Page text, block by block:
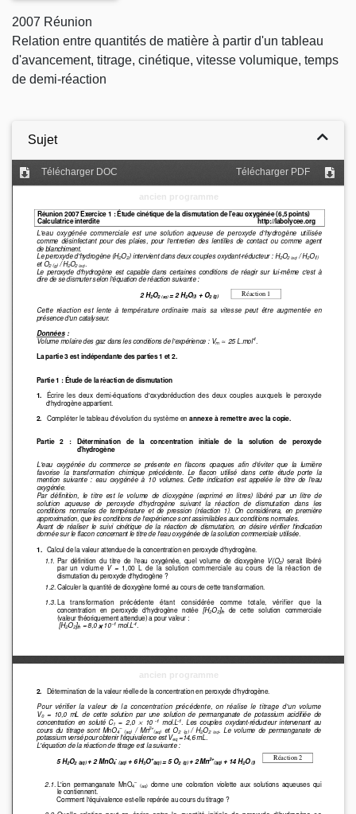
2007 Réunion
Relation entre quantités de matière à partir d'un tableau
d'avancement, titrage, cinétique, vitesse volumique, temps
de demi-réaction
Sujet